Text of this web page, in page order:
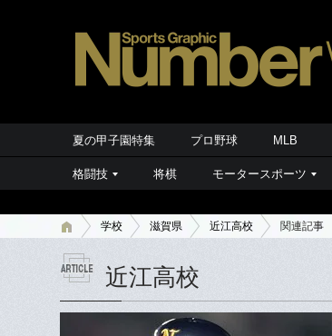
夏の甲子園特集 プロ野球 MLB
格闘技 将棋 モータースポーツ
学校 滋賀県 近江高校 関連記事
近江高校